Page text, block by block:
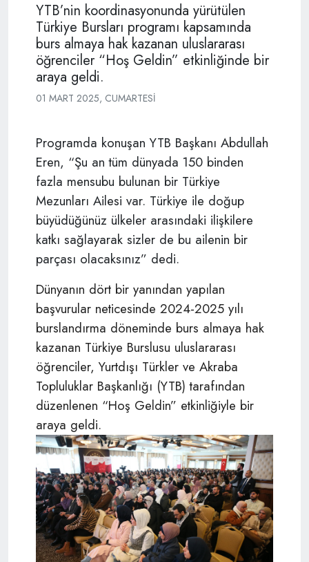
YTB’nin koordinasyonunda yürütülen
Türkiye Bursları programı kapsamında
burs almaya hak kazanan uluslararası
öğrenciler “Hoş Geldin” etkinliğinde bir
araya geldi.
01 MART 2025, CUMARTESI
Programda konuşan YTB Başkanı Abdullah
Eren, “Şu an tüm dünyada 150 binden
fazla mensubu bulunan bir Türkiye
Mezunları Ailesi var. Türkiye ile doğup
büyüdüğünüz ülkeler arasındaki ilişkilere
katkı sağlayarak sizler de bu ailenin bir
parçası olacaksınız” dedi.
Dünyanın dört bir yanından yapılan
başvurular neticesinde 2024-2025 yılı
burslandırma döneminde burs almaya hak
kazanan Türkiye Burslusu uluslararası
öğrenciler, Yurtdışı Türkler ve Akraba
Topluluklar Başkanlığı (YTB) tarafından
düzenlenen “Hoş Geldin” etkinliğiyle bir
araya geldi.